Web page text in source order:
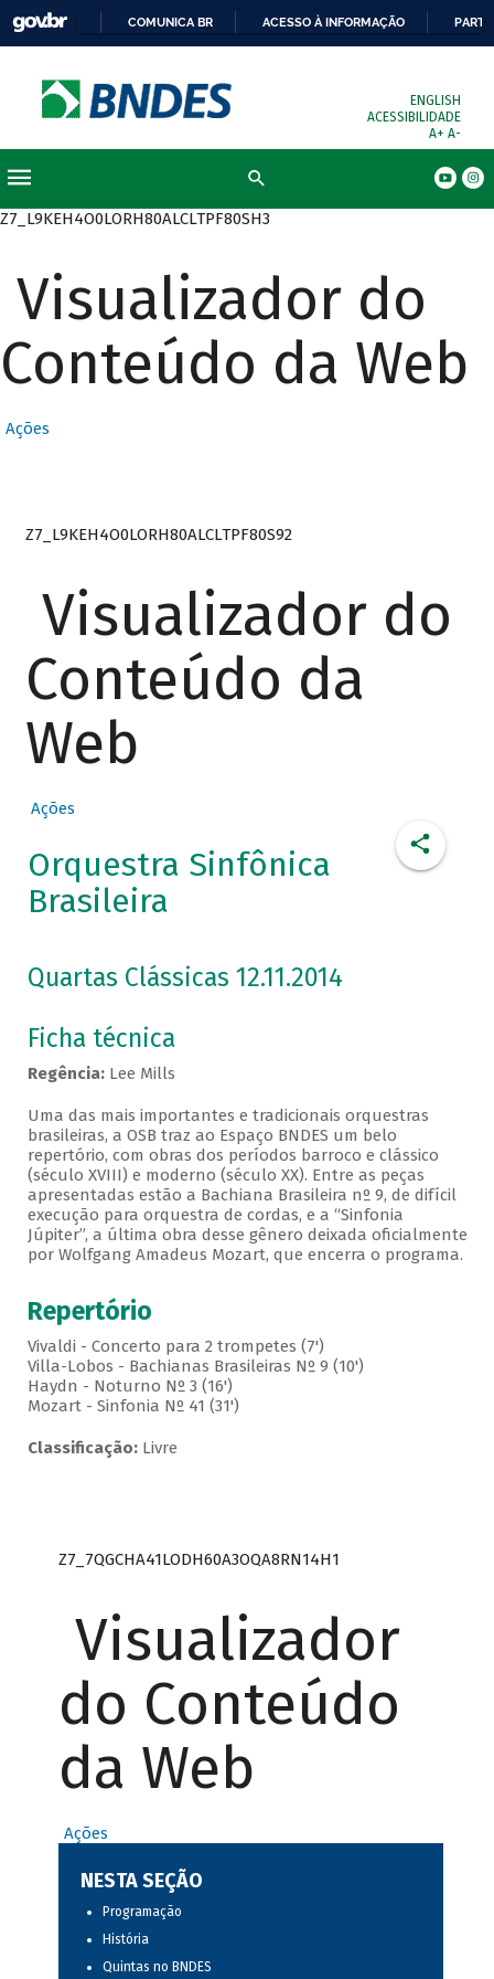
COMUNICA BR ACESSO À INFORMAÇÃO
ENGLISH
ACESSIBILIDADE
A+ A-
Z7_L9KEH4O0LORH80ALCLTPF80SH3
Visualizador do
Conteúdo da Web
Ações
Z7_L9KEH4O0LORH80ALCLTPF80S92
Visualizador do
Conteúdo da
Web
Ações
Orquestra Sinfônica
Brasileira
Quartas Clássicas 12.11.2014
Ficha técnica
Regência:Lee Mills
Uma das mais importantes e tradicionais orquestras
brasileiras, a OSB traz ao Espaço BNDES um belo
repertório, com obras dos períodos barroco e clássico
(século XVIII) e moderno (século XX). Entre as peças
apresentadas estão a Bachiana Brasileira nº 9, de difícil
execução para orquestra de cordas, e a “Sinfonia
Júpiter”, a última obra desse gênero deixada oficialmente
por Wolfgang Amadeus Mozart, que encerra o programa.
Repertório
Vivaldi - Concerto para 2 trompetes (7')
Villa-Lobos - Bachianas Brasileiras Nº 9 (10')
Haydn - Noturno Nº 3 (16')
Mozart - Sinfonia Nº 41 (31')
Classificação:Livre
Z7_7QGCHA41LODH60A3OQA8RN14H1
Visualizador
do Conteúdo
da Web
Ações
NESTA SEÇÃO
Programação
História
Quintas no BNDES